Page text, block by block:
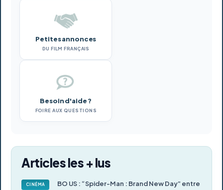
Petites annonces
DU FILM FRANÇAIS
Besoin d'aide ?
FOIRE AUX QUESTIONS
Articles les + lus
CINÉMA
BO US : “Spider-Man : Brand New Day” entre